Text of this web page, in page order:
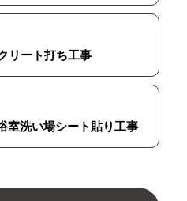
リート打ち工事
室洗い場シート貼り工事